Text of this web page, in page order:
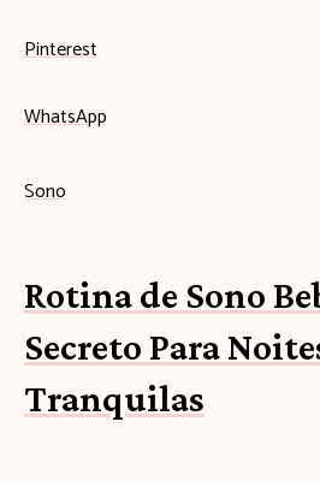
Pinterest
WhatsApp
Sono
Rotina de Sono
Secreto Para
Tranquilas